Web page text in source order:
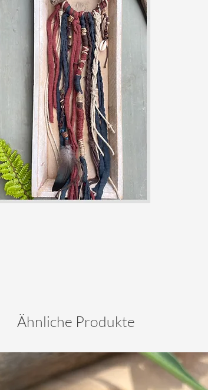
Ähnliche Produkte